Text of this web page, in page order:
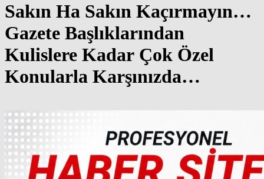
Sakın Ha Sakın Kaçırmayın…
Gazete Başlıklarından
Kulislere Kadar Çok Özel
Konularla Karşınızda…